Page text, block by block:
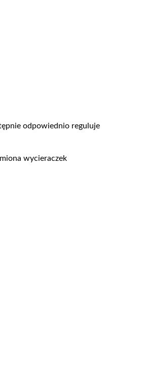
odpowiednio reguluje
wycieraczek